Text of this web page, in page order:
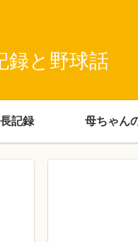
録と野球話
記録 母ちゃん